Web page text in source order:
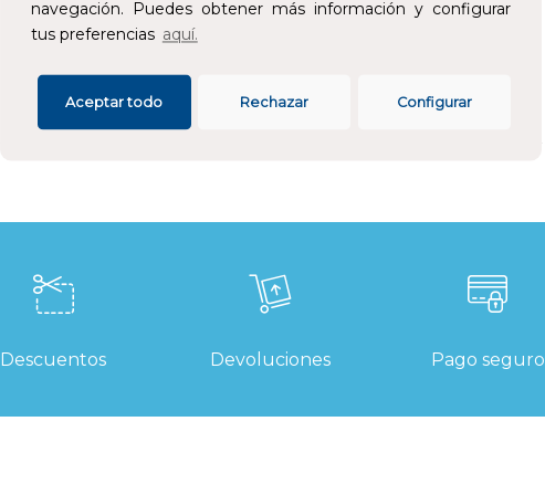
navegación. Puedes obtener más información y configurar
tus preferencias aquí.
Configurar
Rechazar
Aceptar todo
electrónica, con mayor autonomía y más capacidad de trabajo
durante toda su vida. Sistema flexible de batería: funciona con
ESPECIFICACIONES
Descuentos Devoluciones Pago seguro